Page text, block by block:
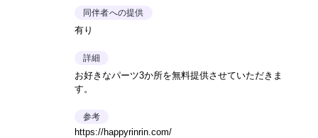
同伴者への提供
有り
詳細
お好きなパーツ3か所を無料提供させていただきま
す。
参考
https://happyrinrin.com/